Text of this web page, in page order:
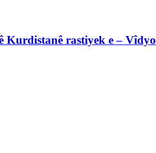
Kurdistanê rastiyek e – Vîdyo